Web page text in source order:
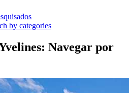
by categories
Navegar por